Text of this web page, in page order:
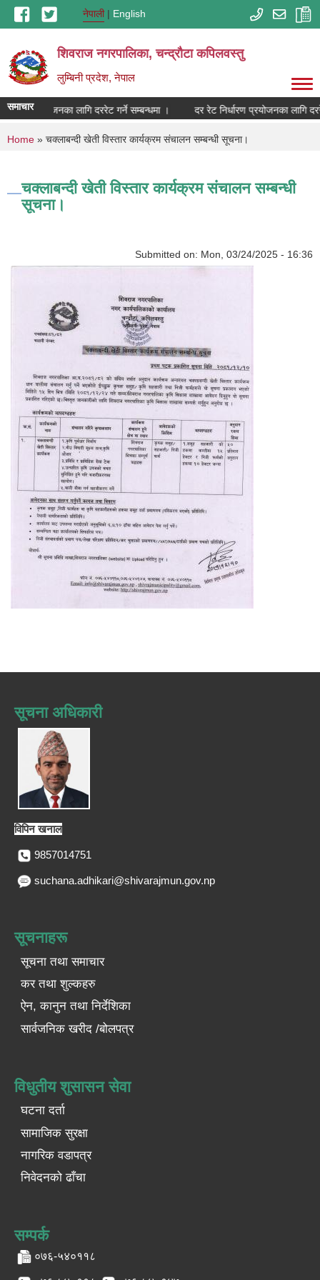
Skip to main contentनेपाली English
शिवराज नगरपालिका, चन्द्राैटा कपिलवस्तु
लुम्बिनी प्रदेश, नेपाल
समाचारप्रयोजनका लागि दररेट गर्ने सम्बन्धमा । दर रेट निर्धारण प्रयोजनका लागि
You are here
Home » चक्लाबन्दी खेती विस्तार कार्यक्रम संचालन सम्बन्धी सूचना।
चक्लाबन्दी खेती विस्तार कार्यक्रम संचालन सम्बन्धी
सूचना।
Submitted on: Mon, 03/24/2025 - 16:36
सूचना अधिकारी
विपिन खनाल
9857014751
suchana.adhikari@shivarajmun.gov.np
सूचनाहरू
सूचना तथा समाचार
कर तथा शुल्कहरु
ऐन, कानुन तथा निर्देशिका
सार्वजनिक खरीद /बोलपत्र
विधुतीय शुसासन सेवा
घटना दर्ता
सामाजिक सुरक्षा
नागरिक वडापत्र
निवेदनको ढाँचा
सम्पर्क
०७६-५४०११८